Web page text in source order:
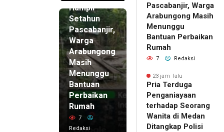
Hampir
Setahun
Pascabanjir,
Warga
Arabungong
Masih
Menunggu
Bantuan
Perbaikan
Rumah
7
Redaksi
Pascabanjir, Warga
Arabungong Masih
Menunggu
Bantuan Perbaikan
Rumah
7 Redaksi
23 jam lalu
Pria Terduga
Penganiayaan
terhadap Seorang
Wanita di Medan
Ditangkap Polisi